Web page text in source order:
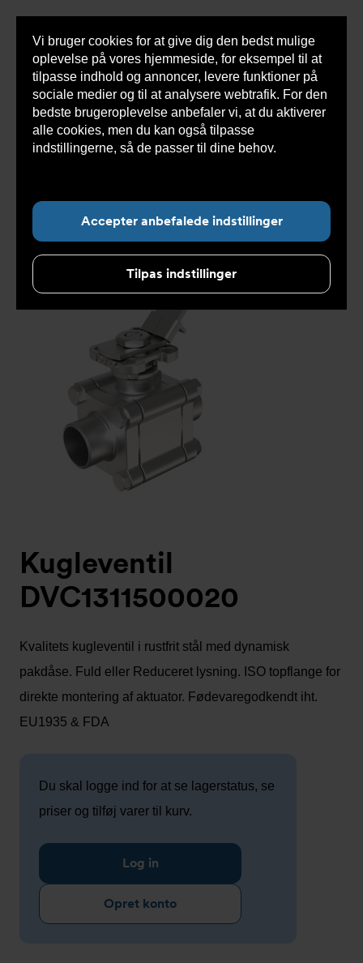
Vi bruger cookies for at give dig den bedst mulige
oplevelse på vores hjemmeside, for eksempel til at
tilpasse indhold og annoncer, levere funktioner på
sociale medier og til at analysere webtrafik. For den
bedste brugeroplevelse anbefaler vi, at du aktiverer
alle cookies, men du kan også tilpasse
indstillingerne, så de passer til dine behov.
Accepter anbefalede indstillinger
Tilpas indstillinger
Du
her:
Armatec > Produkter > Ventiler >
Kugleventiler
3-delt > Kugleventil DVC1311 ISO1127 svejseender
Kugleventil DVC1311500020
Kugleventil
DVC1311500020
Kvalitets kugleventil i rustfrit stål med dynamisk
pakdåse. Fuld eller Reduceret lysning. ISO topflange for
direkte montering af aktuator. Fødevaregodkendt iht.
EU1935 & FDA
Du skal logge ind for at se lagerstatus, se
priser og tilføj varer til kurv.
Log in
Opret konto